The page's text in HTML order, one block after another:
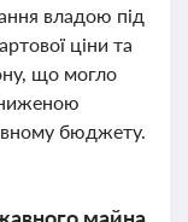
владою під
ціни та
що могло
бюджету.